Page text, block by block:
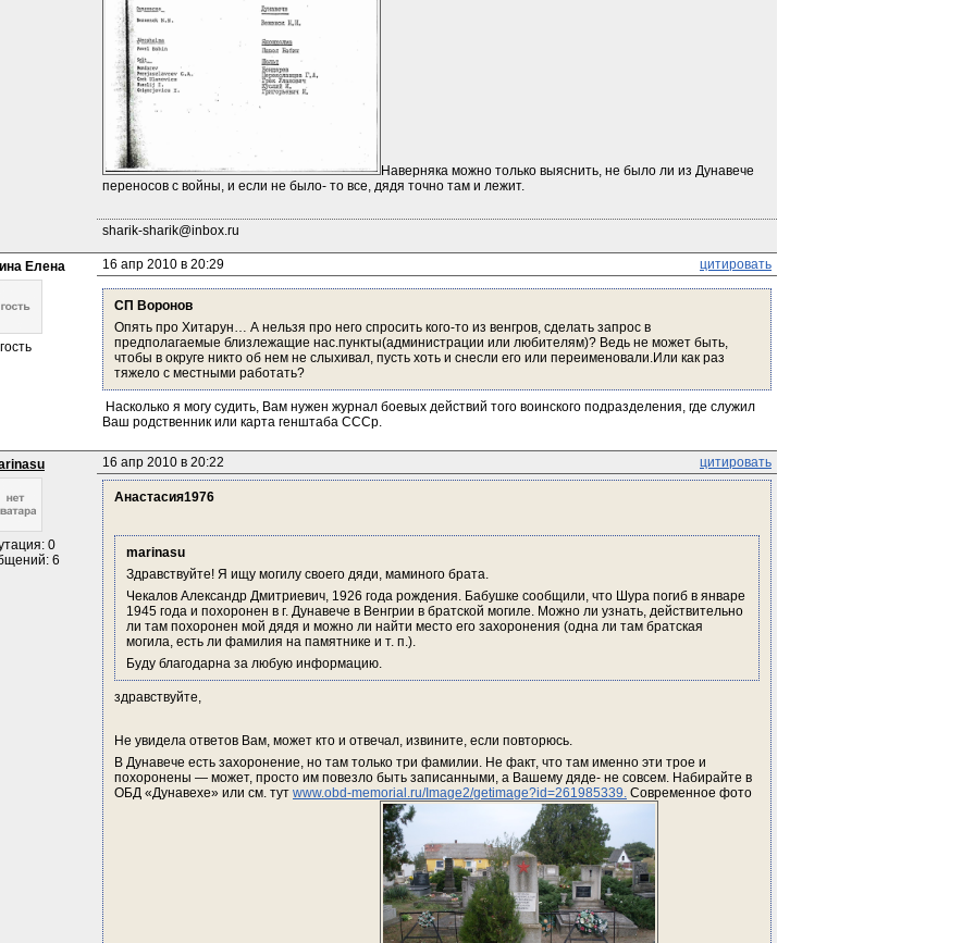
Наверняка можно только выяснить, не было ли из Дунавече
переносов с войны, и если не было- то все, дядя точно там и лежит.
sharik-sharik@inbox.ru
Елена
гость
16 апр 2010 в 20:29 цитировать
СП Воронов
Опять про Хитарун… А нельзя про него спросить кого-то из венгров, сделать запрос в
предполагаемые близлежащие нас.пункты(администрации или любителям)? Ведь не может быть,
чтобы в округе никто об нем не слыхивал, пусть хоть и снесли его или переименовали.Или как раз
тяжело с местными работать?
Насколько я могу судить, Вам нужен журнал боевых действий того воинского подразделения, где служил
Ваш родственник или карта генштаба СССр.
0
6
16 апр 2010 в 20:22 цитировать
Анастасия1976
marinasu
Здравствуйте! Я ищу могилу своего дяди, маминого брата.
Чекалов Александр Дмитриевич, 1926 года рождения. Бабушке сообщили, что Шура погиб в январе
1945 года и похоронен в г. Дунавече в Венгрии в братской могиле. Можно ли узнать, действительно
ли там похоронен мой дядя и можно ли найти место его захоронения (одна ли там братская
могила, есть ли фамилия на памятнике и т. п.).
Буду благодарна за любую информацию.
здравствуйте,
Не увидела ответов Вам, может кто и отвечал, извините, если повторюсь.
В Дунавече есть захоронение, но там только три фамилии. Не факт, что там именно эти трое и
похоронены — может, просто им повезло быть записанными, а Вашему дяде- не совсем. Набирайте в
ОБД «Дунавехе» или см. тут www.obd-memorial.ru/Image2/getimage?id=261985339. Современное фото